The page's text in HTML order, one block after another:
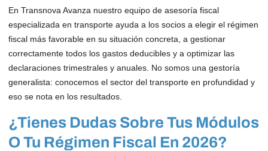
En Transnova Avanza nuestro equipo de asesoría fiscal
especializada en transporte ayuda a los socios a elegir el régimen
fiscal más favorable en su situación concreta, a gestionar
correctamente todos los gastos deducibles y a optimizar las
declaraciones trimestrales y anuales. No somos una gestoría
generalista: conocemos el sector del transporte en profundidad y
eso se nota en los resultados.
¿Tienes Dudas Sobre Tus Módulos
O Tu Régimen Fiscal En 2026?